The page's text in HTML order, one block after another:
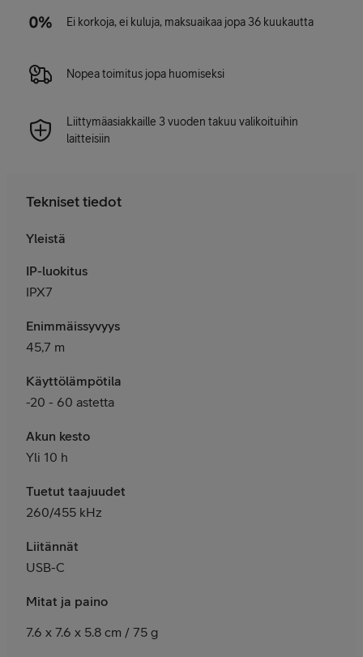
Ei korkoja, ei kuluja, maksuaikaa jopa 36 kuukautta
Nopea toimitus jopa huomiseksi
Liittymäasiakkaille 3 vuoden takuu valikoituihin
laitteisiin
Tekniset tiedot
Yleistä
IP-luokitus
IPX7
Enimmäissyvyys
45,7 m
Käyttölämpötila
-20 - 60 astetta
Akun kesto
Yli 10 h
Tuetut taajuudet
260/455 kHz
Liitännät
USB-C
Mitat ja paino
7.6 x 7.6 x 5.8 cm / 75 g